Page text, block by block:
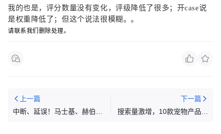
我的也是，评分数量没有变化，评级降低了很多；开case说
是权重降低了；但这个说法很模糊。。
请联系我们删除处理。
上一篇
中断、延误！马士基、赫伯罗
下一篇
搜索量激增，10款宠物产品在